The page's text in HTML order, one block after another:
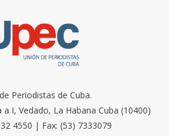
Periodistas de Cuba.
I, Vedado, La Habana Cuba (10400)
4550 | Fax: (53) 7333079